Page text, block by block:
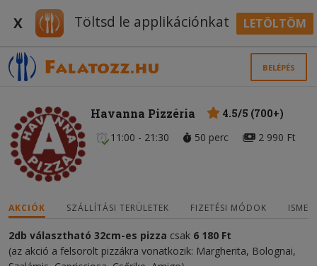
X Töltsd le applikációnkat LETÖLTÖM
BELÉPÉS
Havanna Pizzéria
4.5/5 (700+)
11:00 - 21:30
50 perc 2 990 Ft
AKCIÓK SZÁLLÍTÁSI TERÜLETEK FIZETÉSI MÓDOK
2db választható 32cm-es pizza csak 6 180 Ft
(az akció a felsorolt pizzákra vonatkozik: Margherita, Bolognai,